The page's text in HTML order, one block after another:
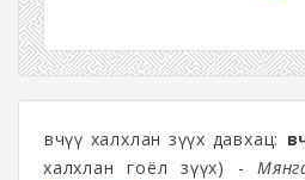
Өвчүү халхлан зүүх давхац:
халхлан гоёл зүүх) -